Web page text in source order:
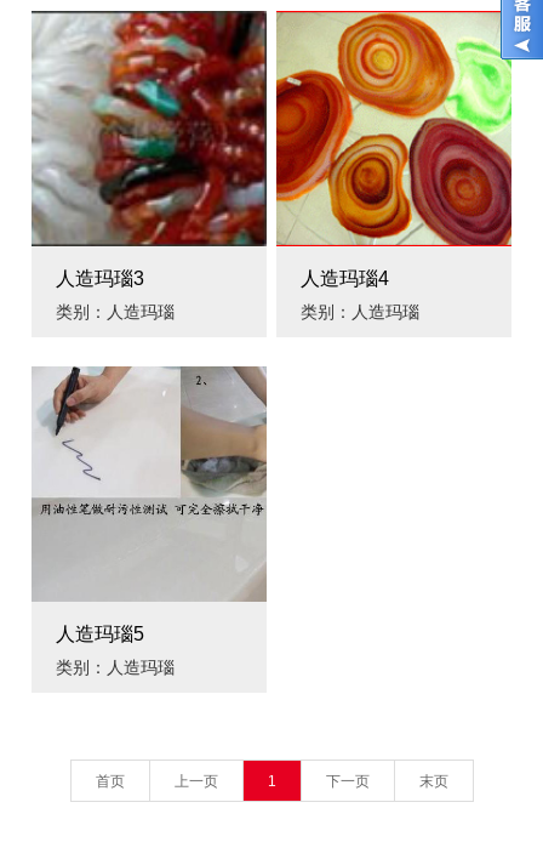
人造玛瑙3
类别：人造玛瑙
人造玛瑙4
类别：人造玛瑙
人造玛瑙5
类别：人造玛瑙
首页 上一页 1 下一页 末页